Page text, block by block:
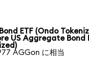
ETF (Ondo
US Aggregate Bond
AGGon に相当